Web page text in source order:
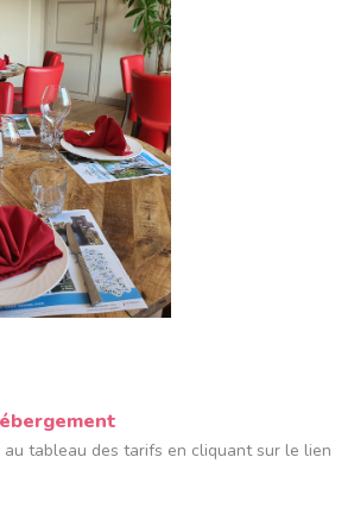
au tableau des tarifs en cliquant sur le lien